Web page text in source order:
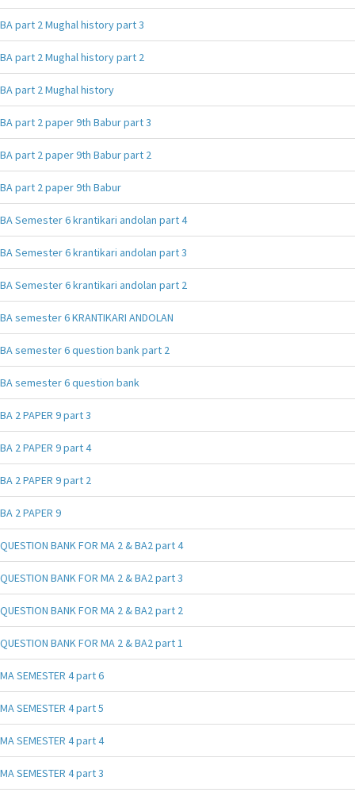
BA part 2 Mughal history part 3
BA part 2 Mughal history part 2
BA part 2 Mughal history
BA part 2 paper 9th Babur part 3
BA part 2 paper 9th Babur part 2
BA part 2 paper 9th Babur
BA Semester 6 krantikari andolan part 4
BA Semester 6 krantikari andolan part 3
BA Semester 6 krantikari andolan part 2
BA semester 6 KRANTIKARI ANDOLAN
BA semester 6 question bank part 2
BA semester 6 question bank
BA 2 PAPER 9 part 3
BA 2 PAPER 9 part 4
BA 2 PAPER 9 part 2
BA 2 PAPER 9
QUESTION BANK FOR MA 2 & BA2 part 4
QUESTION BANK FOR MA 2 & BA2 part 3
QUESTION BANK FOR MA 2 & BA2 part 2
QUESTION BANK FOR MA 2 & BA2 part 1
MA SEMESTER 4 part 6
MA SEMESTER 4 part 5
MA SEMESTER 4 part 4
MA SEMESTER 4 part 3